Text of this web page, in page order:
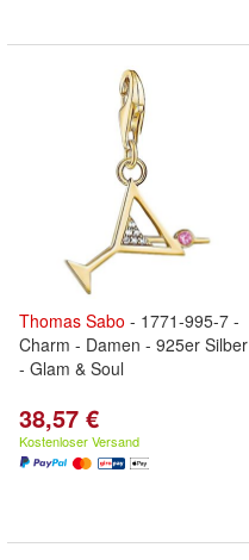
Thomas Sabo - 1771-995-7 -
Charm - Damen - 925er Silber
- Glam & Soul
38,57 €
Kostenloser Versand